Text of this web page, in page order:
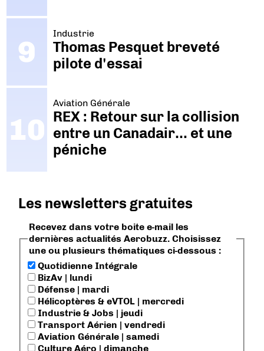
Industrie
Thomas Pesquet breveté
pilote d'essai
Aviation Générale
REX : Retour sur la collision
entre un Canadair… et une
péniche
Les newsletters gratuites
Recevez dans votre boite e-mail les
dernières actualités Aerobuzz. Choisissez
une ou plusieurs thématiques ci-dessous :
Quotidienne Intégrale
BizAv | lundi
Défense | mardi
Hélicoptères & eVTOL | mercredi
Industrie & Jobs | jeudi
Transport Aérien | vendredi
Aviation Générale | samedi
Culture Aéro | dimanche